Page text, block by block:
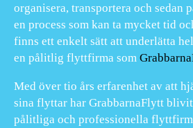
organisera, transportera och sedan
en process som kan ta mycket tid
finns ett enkelt sätt att underlätta
en pålitlig flyttfirma som
Med över tio års erfarenhet av att
sina flyttar har GrabbarnaFlytt blivit
pålitliga och professionella